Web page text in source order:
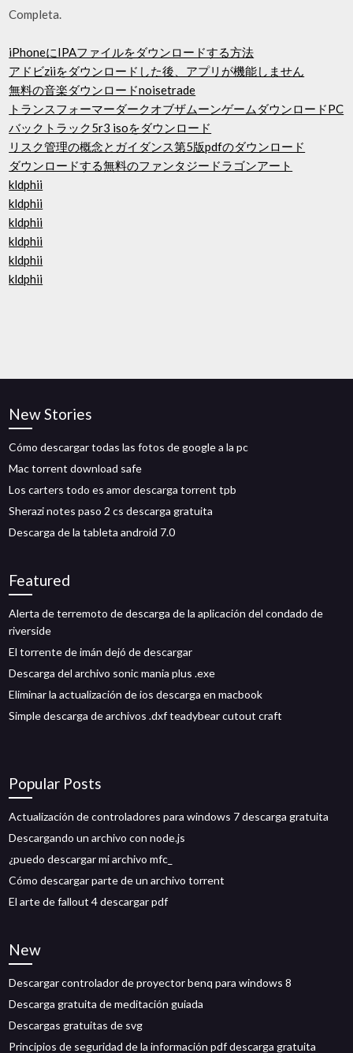
Completa.
iPhoneにIPAファイルをダウンロードする方法
アドビziiをダウンロードした後、アプリが機能しません
無料の音楽ダウンロードnoisetrade
トランスフォーマーダークオブザムーンゲームダウンロードPC
バックトラック5r3 isoをダウンロード
リスク管理の概念とガイダンス第5版pdfのダウンロード
ダウンロードする無料のファンタジードラゴンアート
kldphii
kldphii
kldphii
kldphii
kldphii
kldphii
New Stories
Cómo descargar todas las fotos de google a la pc
Mac torrent download safe
Los carters todo es amor descarga torrent tpb
Sherazi notes paso 2 cs descarga gratuita
Descarga de la tableta android 7.0
Featured
Alerta de terremoto de descarga de la aplicación del condado de
riverside
El torrente de imán dejó de descargar
Descarga del archivo sonic mania plus .exe
Eliminar la actualización de ios descarga en macbook
Simple descarga de archivos .dxf teadybear cutout craft
Popular Posts
Actualización de controladores para windows 7 descarga gratuita
Descargando un archivo con node.js
¿puedo descargar mi archivo mfc_
Cómo descargar parte de un archivo torrent
El arte de fallout 4 descargar pdf
New
Descargar controlador de proyector benq para windows 8
Descarga gratuita de meditación guiada
Descargas gratuitas de svg
Principios de seguridad de la información pdf descarga gratuita